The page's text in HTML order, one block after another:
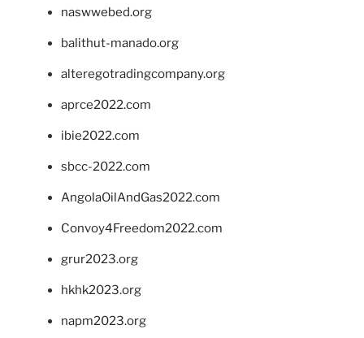
naswwebed.org
balithut-manado.org
alteregotradingcompany.org
aprce2022.com
ibie2022.com
sbcc-2022.com
AngolaOilAndGas2022.com
Convoy4Freedom2022.com
grur2023.org
hkhk2023.org
napm2023.org